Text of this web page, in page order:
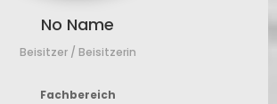
No Name
Beisitzer / Beisitzerin
Fachbereich